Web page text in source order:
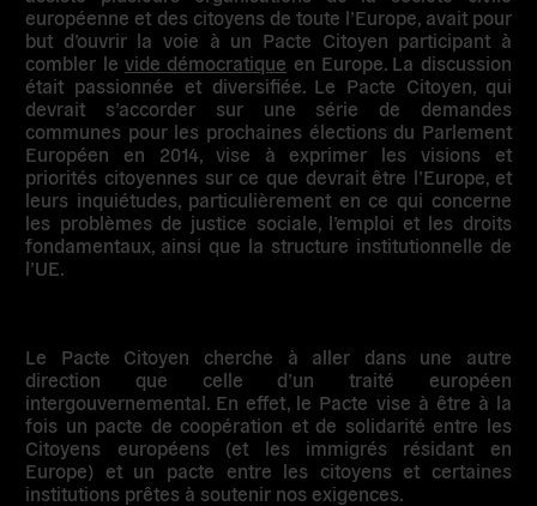
européenne et des citoyens de toute l’Europe, avait pour
but d’ouvrir la voie à un Pacte Citoyen participant à
combler le vide démocratique en Europe. La discussion
était passionnée et diversifiée. Le Pacte Citoyen, qui
devrait s’accorder sur une série de demandes
communes pour les prochaines élections du Parlement
Européen en 2014, vise à exprimer les visions et
priorités citoyennes sur ce que devrait être l’Europe, et
leurs inquiétudes, particulièrement en ce qui concerne
les problèmes de justice sociale, l’emploi et les droits
fondamentaux, ainsi que la structure institutionnelle de
l’UE.
Le Pacte Citoyen cherche à aller dans une autre
direction que celle d’un traité européen
intergouvernemental. En effet, le Pacte vise à être à la
fois un pacte de coopération et de solidarité entre les
Citoyens européens (et les immigrés résidant en
Europe) et un pacte entre les citoyens et certaines
institutions prêtes à soutenir nos exigences.